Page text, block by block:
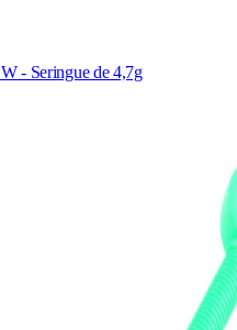
- Seringue de 4,7g